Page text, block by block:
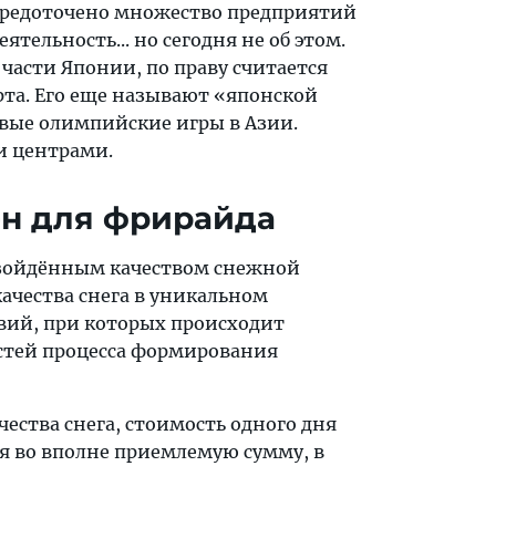
множество предприятий
но сегодня не об этом.
Японии, по праву считается
Его еще называют «японской
олимпийские игры в Азии.
центрами.
для фрирайда
качеством снежной
снега в уникальном
при которых происходит
процесса формирования
снега, стоимость одного дня
во вполне приемлемую сумму, в